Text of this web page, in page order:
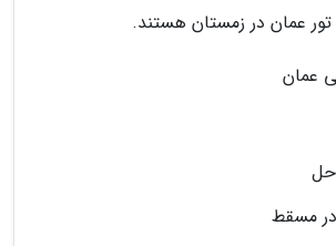
عمان در زمستان هستند.
عمان
مسقط